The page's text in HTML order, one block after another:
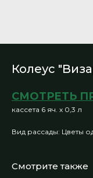
Колеус
СМОТРЕТЬ
кассета 6 яч. х 0,3 л
Вид рассады: Цветы
Смотрите также